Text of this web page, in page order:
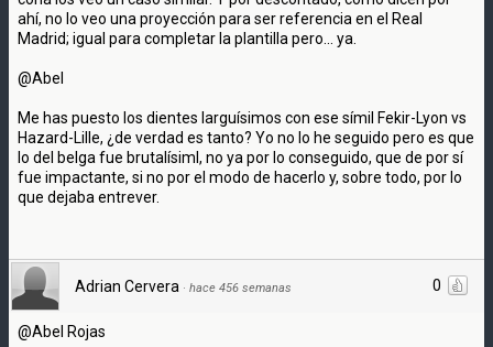
ahí, no lo veo una proyección para ser referencia en el Real
Madrid; igual para completar la plantilla pero... ya.
@Abel
Me has puesto los dientes larguísimos con ese símil Fekir-Lyon vs
Hazard-Lille, ¿de verdad es tanto? Yo no lo he seguido pero es que
lo del belga fue brutalísiml, no ya por lo conseguido, que de por sí
fue impactante, si no por el modo de hacerlo y, sobre todo, por lo
que dejaba entrever.
0
Adrian Cervera · hace 456 semanas
@Abel Rojas